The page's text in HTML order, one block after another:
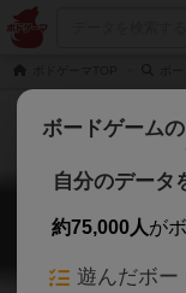
フラット
ボードゲーム
自分のデータ
約75,000人が
遊んだボー